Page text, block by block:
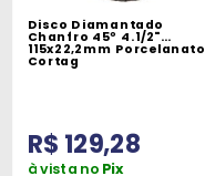
Disco Diamantado
Chanfro 45º 4.1/2"
115x22,2mm Porcelanato
Cortag
R$ 129,28
à vista no Pix